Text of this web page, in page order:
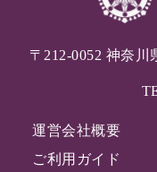
〒212-0052 神奈川
運営会社概要
ご利用ガイド